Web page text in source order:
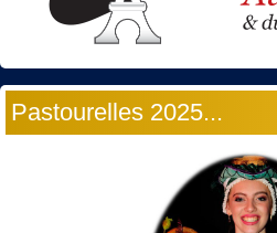
Pastourelles 2025...